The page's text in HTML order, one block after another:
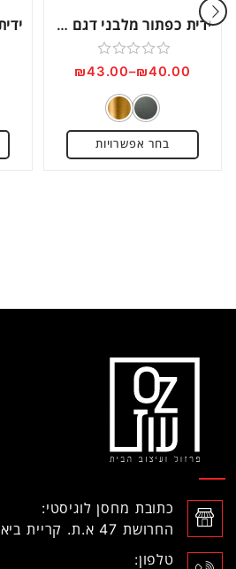
ידית כפתור מלבני דגם C1164
דורג
מתוך
5
₪40.00
–
₪43.00
בחר אפשרויות
כתובת מחסן לוגיסטי:
החרושת 47 א.ת. קריית ביאליק
טלפון: